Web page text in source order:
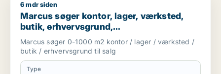
Marcus søger kontor, lager, værksted, butik,
6 mdr siden
Marcus søger kontor, lager, værksted,
butik, erhvervsgrund,
boligudlejningsejendom,
produktionslokaler eller garage til salg i
Storkøbenhavn
Marcus søger 0-1000 m2 kontor / lager / værksted /
butik / erhvervsgrund til salg
Type